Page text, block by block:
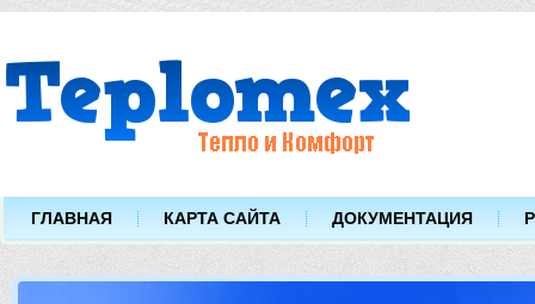
ГЛАВНАЯ КАРТА САЙТА ДОКУМЕНТАЦИЯ